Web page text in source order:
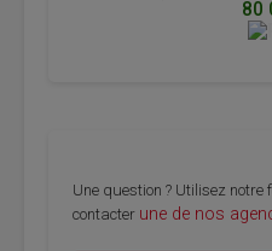
80
Une ques­tion ? Uti­li­sez
contac­ter une de nos